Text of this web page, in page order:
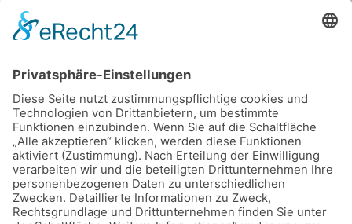
02205 - 898349
buero@hospizdienst-roesrath.de
Home
Datenschutz
Impressum
Mitmachen
Satzung